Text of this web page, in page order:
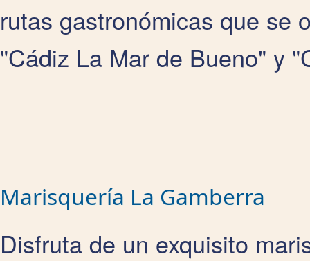
rutas gastronómicas que se
"Cádiz La Mar de Bueno" y
Marisquería La Gamberra
Disfruta de un exquisito